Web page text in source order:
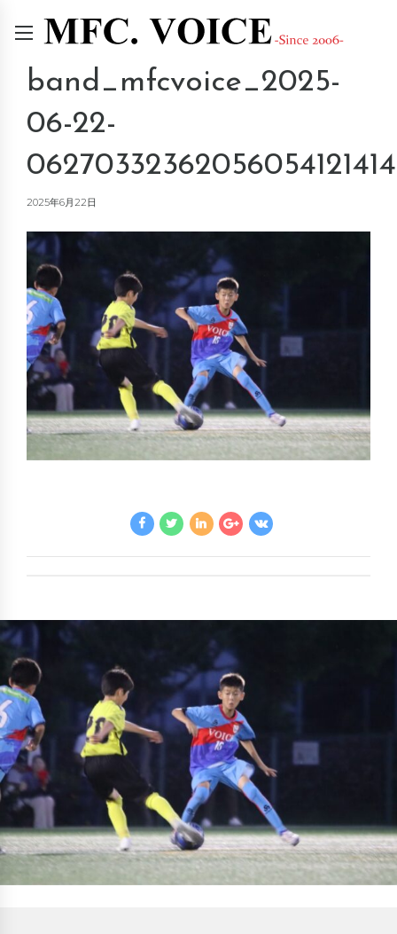
band_mfcvoice_2025-
06-22-
2025年6月22日